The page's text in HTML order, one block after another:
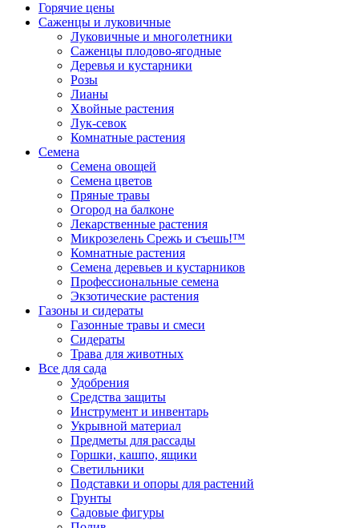
Горячие цены
Саженцы и луковичные
Луковичные и многолетники
Саженцы плодово-ягодные
Деревья и кустарники
Розы
Лианы
Хвойные растения
Лук-севок
Комнатные растения
Семена
Семена овощей
Семена цветов
Пряные травы
Огород на балконе
Лекарственные растения
Микрозелень Срежь и съешь!™
Комнатные растения
Семена деревьев и кустарников
Профессиональные семена
Экзотические растения
Газоны и сидераты
Газонные травы и смеси
Сидераты
Трава для животных
Все для сада
Удобрения
Средства защиты
Инструмент и инвентарь
Укрывной материал
Предметы для рассады
Горшки, кашпо, ящики
Светильники
Подставки и опоры для растений
Грунты
Садовые фигуры